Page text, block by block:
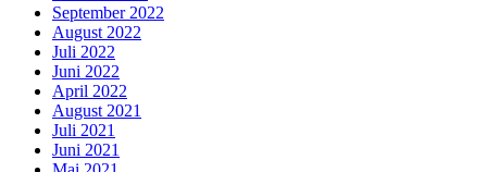
September 2022
August 2022
Juli 2022
Juni 2022
April 2022
August 2021
Juli 2021
Juni 2021